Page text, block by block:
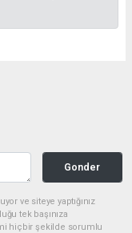
Gonder
ve siteye yaptığınız
tek başınıza
hiçbir şekilde sorumlu